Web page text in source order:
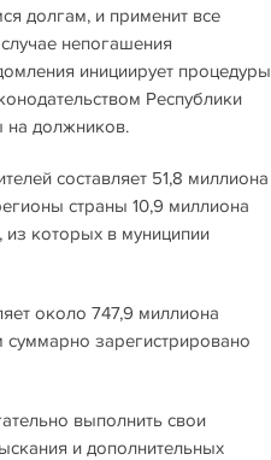
долгам, и применит все
непогашения
инициирует процедуры
Республики
на должников.
составляет 51,8 миллиона
страны 10,9 миллиона
которых в муниципии
около 747,9 миллиона
зарегистрировано
выполнить свои
и дополнительных